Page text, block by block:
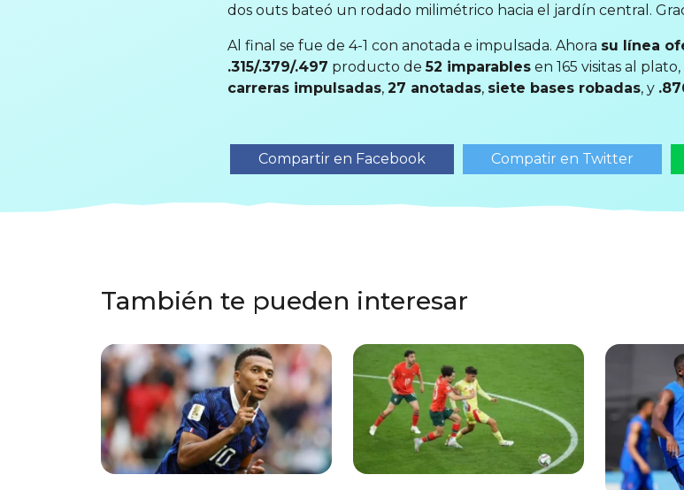
dos outs bateó un rodado milimétrico hacia el jardín central.
Al final se fue de 4-1 con anotada e impulsada. Ahora su línea
.315/.379/.497 producto de52 imparablesen 165 visitas al
carreras impulsadas, 27 anotadas, siete bases robadas, y
Compartir en Facebook Compatir en Twitter
También te pueden interesar